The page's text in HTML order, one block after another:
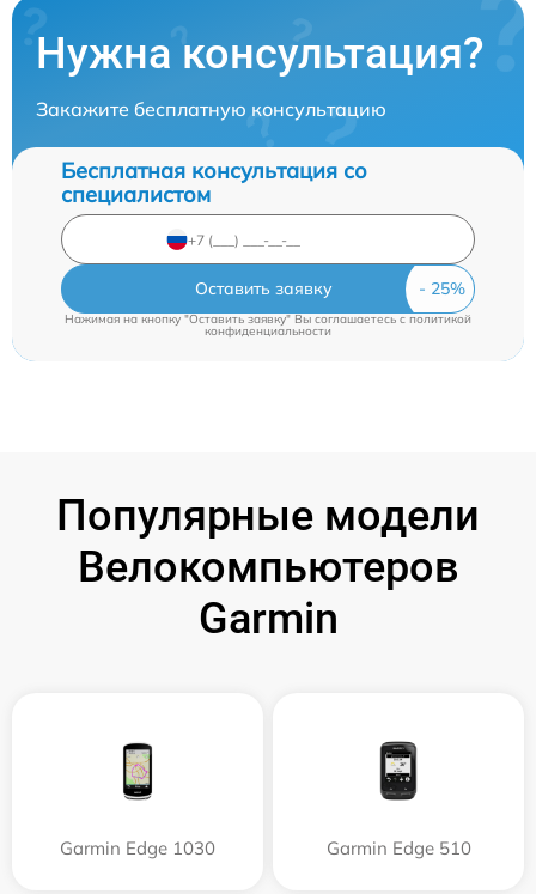
Нужна консультация?
Закажите бесплатную консультацию
Бесплатная консультация со
специалистом
Оставить заявку
Нажимая на кнопку "Оставить заявку" Вы соглашаетесь cполитикой
конфиденциальности
Популярные модели
Велокомпьютеров
Garmin
Garmin Edge 1030 Garmin Edge 510